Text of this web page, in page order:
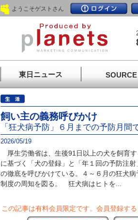
ようこそゲストさん
東日ニュース SOURCE
飼い主の義務呼びかけ
「狂犬病予防」６月までの予防月間
2026/05/19
厚生労働省は、生後91日以上の犬を飼育
に基づく「犬の登録」と「年１回の予防注射
の徹底を呼びかけている。４～６月の狂犬
制度の周知を図る。 狂犬病はヒトを...
この記事は有料会員限定です。 会員登録する